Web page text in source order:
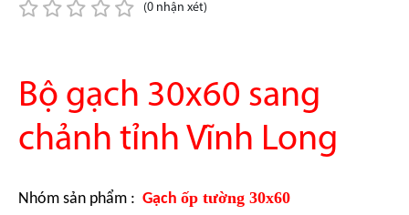
(0 nhận xét)
Bộ gạch 30x60 sang
chảnh tỉnh Vĩnh Long
Nhóm sản phẩm : Gạch ốp tường 30x60